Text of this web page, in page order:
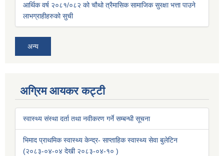
आर्थिक वर्ष २०८१/०८२ को चौथो त्रैमासिक सामाजिक सुरक्षा भत्ता पाउने
लाभग्राहीहरुको सुची
अन्य
अग्रिम आयकर कट्टी
स्वास्थ्य संस्था दर्ता तथा नवीकरण गर्ने सम्बन्धी सूचना
भिमाद प्राथमिक स्वास्थ्य केन्द्र- साप्ताहिक स्वास्थ्य सेवा बुलेटिन
(२०८३-०४-०४ देखी २०८३-०४-१० )